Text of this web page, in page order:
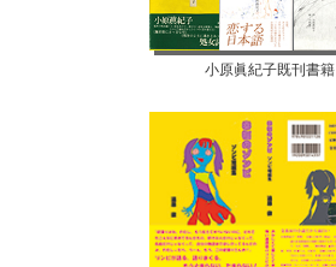
小原眞紀子既刊書籍